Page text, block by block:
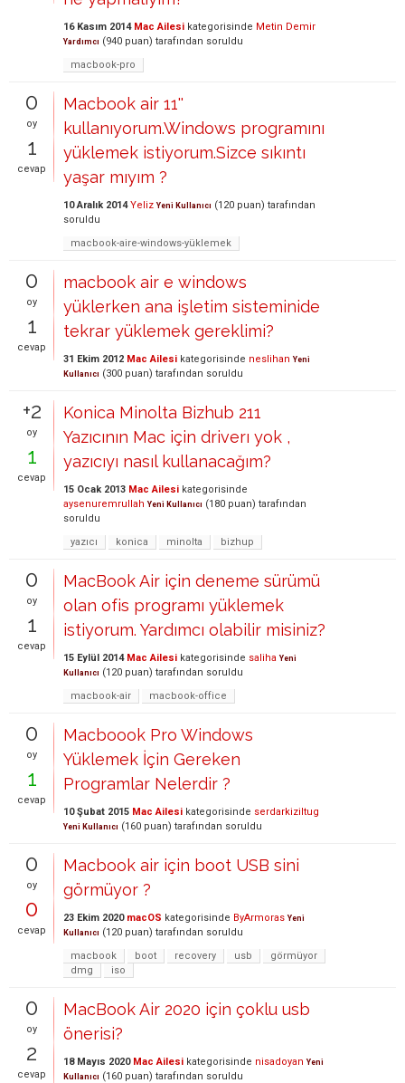
16 Kasım 2014 Mac Ailesi kategorisinde Metin Demir
Yardımcı (940 puan) tarafından soruldu
macbook-pro
0
oy
1
cevap
Macbook air 11''
kullanıyorum.Windows programını
yüklemek istiyorum.Sizce sıkıntı
yaşar mıyım ?
10 Aralık 2014 Yeliz Yeni Kullanıcı (120 puan) tarafından
soruldu
macbook-aire-windows-yüklemek
0
oy
1
cevap
macbook air e windows
yüklerken ana işletim sisteminide
tekrar yüklemek gereklimi?
31 Ekim 2012 Mac Ailesi kategorisinde neslihan Yeni
Kullanıcı (300 puan) tarafından soruldu
+2
oy
1
cevap
Konica Minolta Bizhub 211
Yazıcının Mac için driverı yok ,
yazıcıyı nasıl kullanacağım?
15 Ocak 2013 Mac Ailesi kategorisinde
aysenuremrullah Yeni Kullanıcı (180 puan) tarafından
soruldu
yazıcı
konica minolta bizhup
0
oy
1
cevap
MacBook Air için deneme sürümü
olan ofis programı yüklemek
istiyorum. Yardımcı olabilir misiniz?
15 Eylül 2014 Mac Ailesi kategorisinde saliha Yeni
Kullanıcı (120 puan) tarafından soruldu
macbook-air
macbook-office
0
oy
1
cevap
Macboook Pro Windows
Yüklemek İçin Gereken
Programlar Nelerdir ?
10 Şubat 2015 Mac Ailesi kategorisinde serdarkiziltug
Yeni Kullanıcı (160 puan) tarafından soruldu
0
oy
0
cevap
Macbook air için boot USB sini
görmüyor ?
23 Ekim 2020 macOS kategorisinde ByArmoras Yeni
Kullanıcı (120 puan) tarafından soruldu
macbook
boot recovery usb
görmüyor
dmg
iso
0
oy
2
cevap
MacBook Air 2020 için çoklu usb
önerisi?
18 Mayıs 2020 Mac Ailesi kategorisinde nisadoyan Yeni
Kullanıcı (160 puan) tarafından soruldu